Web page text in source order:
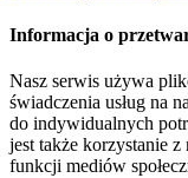
Informacja o
Nasz serwis używa
świadczenia usług na
do indywidualnych
jest także korzystanie
funkcji mediów